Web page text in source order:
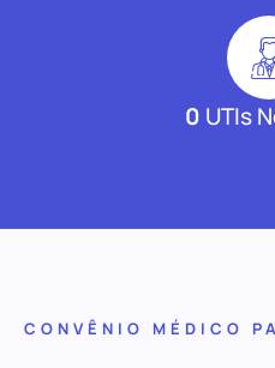
0 UTIs
CONVÊNIO MÉDICO